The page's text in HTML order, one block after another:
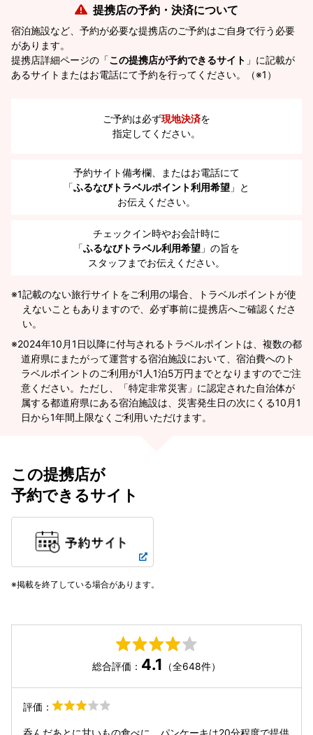
提携店の予約・決済について
宿泊施設など、予約が必要な提携店のご予約はご自身で行う必要
があります。
提携店詳細ページの「この提携店が予約できるサイト 」に記載が
あるサイトまたはお電話にて予約を行ってください。（※1）
ご予約は必ず現地決済を
指定してください。
予約サイト備考欄、またはお電話にて
「ふるなびトラベルポイント利用希望 」と
お伝えください。
チェックイン時やお会計時に
「ふるなびトラベル利用希望 」の旨を
スタッフまでお伝えください。
※1記載のない旅行サイトをご利用の場合、トラベルポイントが使
えないこともありますので、必ず事前に提携店へご確認くださ
い。
2024年10月1日以降に付与されるトラベルポイントは、複数の都
道府県にまたがって運営する宿泊施設において、宿泊費へのト
ラベルポイントのご利用が1人1泊5万円までとなりますのでご注
意ください。ただし、「特定非常災害」に認定された自治体が
属する都道府県にある宿泊施設は、災害発生日の次にくる10月1
日から1年間上限なくご利用いただけます。
この提携店が
予約できるサイト
掲載を終了している場合があります。
総合評価： 4.1 （全648件）
評価：
呑んだあとに甘いもの食べに。パンケーキは20分程度で提供